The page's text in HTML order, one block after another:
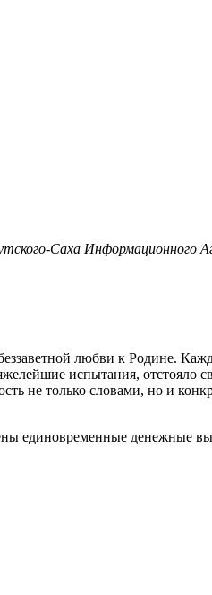
Саха Информационного
любви к Родине.
испытания, отстояло
не только словами, но и
единовременные денежные